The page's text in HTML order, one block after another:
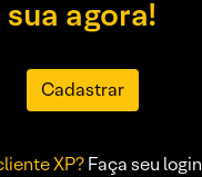
sua agora!
Cadastrar
XP?Faça seu login